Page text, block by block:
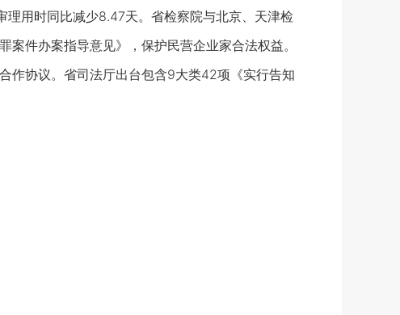
用时同比减少8.47天。省检察院与北京、天津检
件办案指导意见》，保护民营企业家合法权益。
作协议。省司法厅出台包含9大类42项《实行告知